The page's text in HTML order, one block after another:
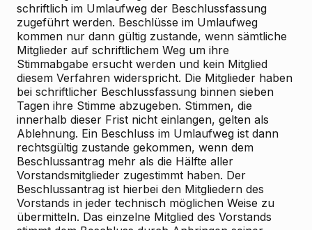
schriftlich im Umlaufweg der Beschlussfassung
zugeführt werden. Beschlüsse im Umlaufweg
kommen nur dann gültig zustande, wenn sämtliche
Mitglieder auf schriftlichem Weg um ihre
Stimmabgabe ersucht werden und kein Mitglied
diesem Verfahren widerspricht. Die Mitglieder haben
bei schriftlicher Beschlussfassung binnen sieben
Tagen ihre Stimme abzugeben. Stimmen, die
innerhalb dieser Frist nicht einlangen, gelten als
Ablehnung. Ein Beschluss im Umlaufweg ist dann
rechtsgültig zustande gekommen, wenn dem
Beschlussantrag mehr als die Hälfte aller
Vorstandsmitglieder zugestimmt haben. Der
Beschlussantrag ist hierbei den Mitgliedern des
Vorstands in jeder technisch möglichen Weise zu
übermitteln. Das einzelne Mitglied des Vorstands